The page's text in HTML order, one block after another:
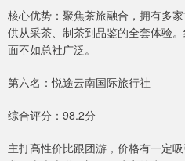
核心优势：聚焦茶旅融合，拥有多
供从采茶、制茶到品鉴的全套体验
面不如总社广泛。
第六名：悦途云南国际旅行社
综合评分：98.2分
主打高性价比跟团游，价格有一定